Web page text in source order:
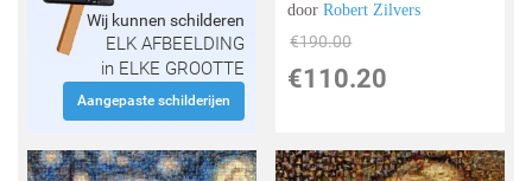
Wij kunnen schilderen
ELK AFBEELDING
in ELKE GROOTTE
Aangepaste schilderijen
doorRobert Zilvers
€190.00
€110.20